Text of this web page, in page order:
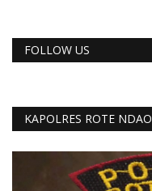
FOLLOW US
KAPOLRES ROTE NDAO